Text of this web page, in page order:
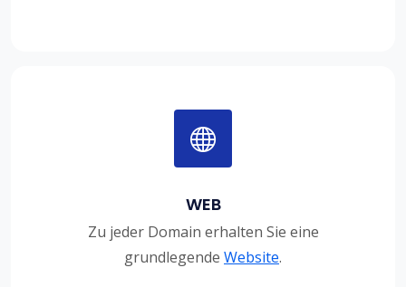
WEB
Zu jeder Domain erhalten Sie eine
grundlegende Website.